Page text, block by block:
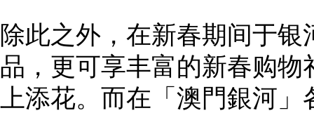
除此之外，在新春期间于
品，更可享丰富的新春购
上添花。而在「澳門銀河